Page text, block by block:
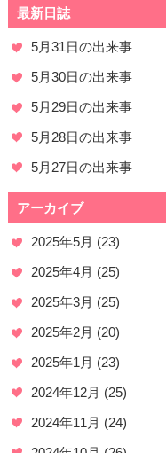
最新日誌
5月31日の出来事
5月30日の出来事
5月29日の出来事
5月28日の出来事
5月27日の出来事
アーカイブ
2025年5月 (23)
2025年4月 (25)
2025年3月 (25)
2025年2月 (20)
2025年1月 (23)
2024年12月 (25)
2024年11月 (24)